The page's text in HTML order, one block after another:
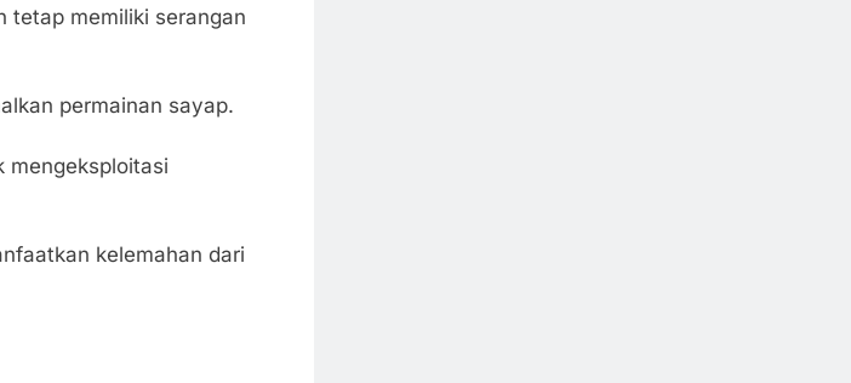
tetap memiliki serangan
permainan sayap.
mengeksploitasi
kelemahan dari